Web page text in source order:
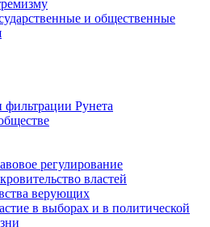
и общественные
Рунета
регулирование
властей
верующих
в выборах и в политической